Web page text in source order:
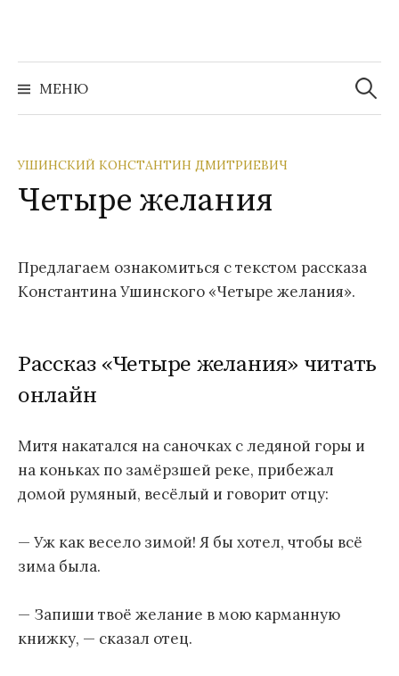
содержимому
МЕНЮ
Найти:
УШИНСКИЙ КОНСТАНТИН ДМИТРИЕВИЧ
Четыре желания
Предлагаем ознакомиться с текстом рассказа
Константина Ушинского «Четыре желания».
Рассказ «Четыре желания» читать
онлайн
Митя накатался на саночках с ледяной горы и
на коньках по замёрзшей реке, прибежал
домой румяный, весёлый и говорит отцу:
— Уж как весело зимой! Я бы хотел, чтобы всё
зима была.
— Запиши твоё желание в мою карманную
книжку, — сказал отец.